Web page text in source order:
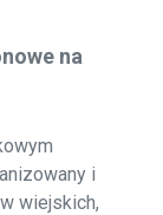
na
i
wiejskich,